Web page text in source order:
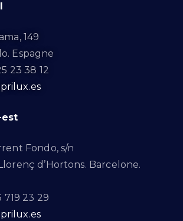
149
Espagne
23 38 12
Fondo, s/n
d’Hortons. Barcelone.
719 23 29